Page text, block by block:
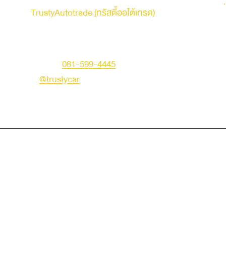
TrustyAutotrade (ทรัสตี้ออโต้เทรด)
081-599-4445
@trustycar